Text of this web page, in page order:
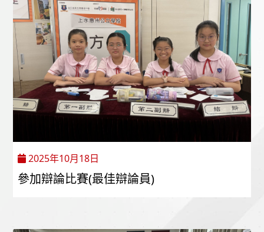
2025年10月18日
參加辯論比賽(最佳辯論員)